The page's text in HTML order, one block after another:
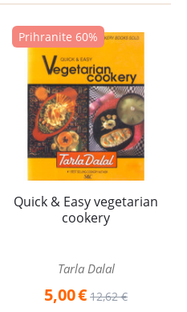
Prihranite 60%
Quick & Easy vegetarian
cookery
Tarla Dalal
5,00€ 12,62 €